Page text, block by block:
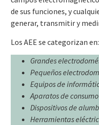
de sus funciones, y
generar, transmitir y
Los AEE se categorizan en:
Grandes
Pequeños
Equipos de
Aparatos de consumo
Dispositivos de
Herramientas